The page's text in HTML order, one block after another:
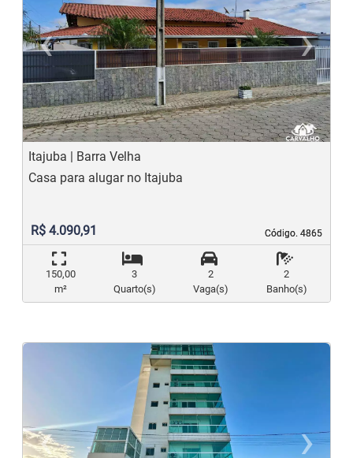
‹
Previous
›
Itajuba | Barra Velha
Código. 4865
Código. 4865
Casa para alugar no Itajuba
R$ 4.090,91
150,00
m²
3
Quarto(s)
2
Vaga(s)
2
Banho(s)
‹ ›